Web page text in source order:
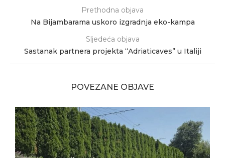
Prethodna objava
Na Bijambarama uskoro izgradnja eko-kampa
Sljedeća objava
Sastanak partnera projekta “Adriaticaves” u Italiji
POVEZANE OBJAVE